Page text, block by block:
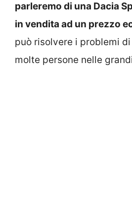
parleremo di una Dacia
in vendita ad un prezzo
può risolvere i problemi
molte persone nelle